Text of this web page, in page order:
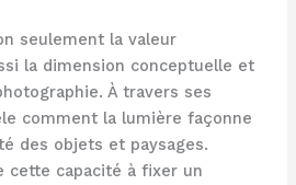
seulement la valeur
la dimension conceptuelle et
À travers ses
comment la lumière façonne
des objets et paysages.
cette capacité à fixer un